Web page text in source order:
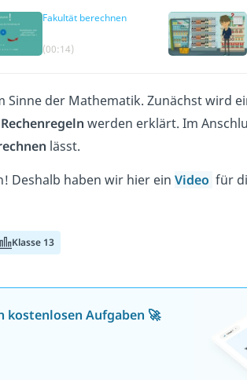
Fakultät berechnen
(00:14)
Sinne der Mathematik. Zunächst wird
Rechenregeln werden erklärt. Im
lässt.
Deshalb haben wir hier ein Video für
Klasse 13
kostenlosen Aufgaben 🚀